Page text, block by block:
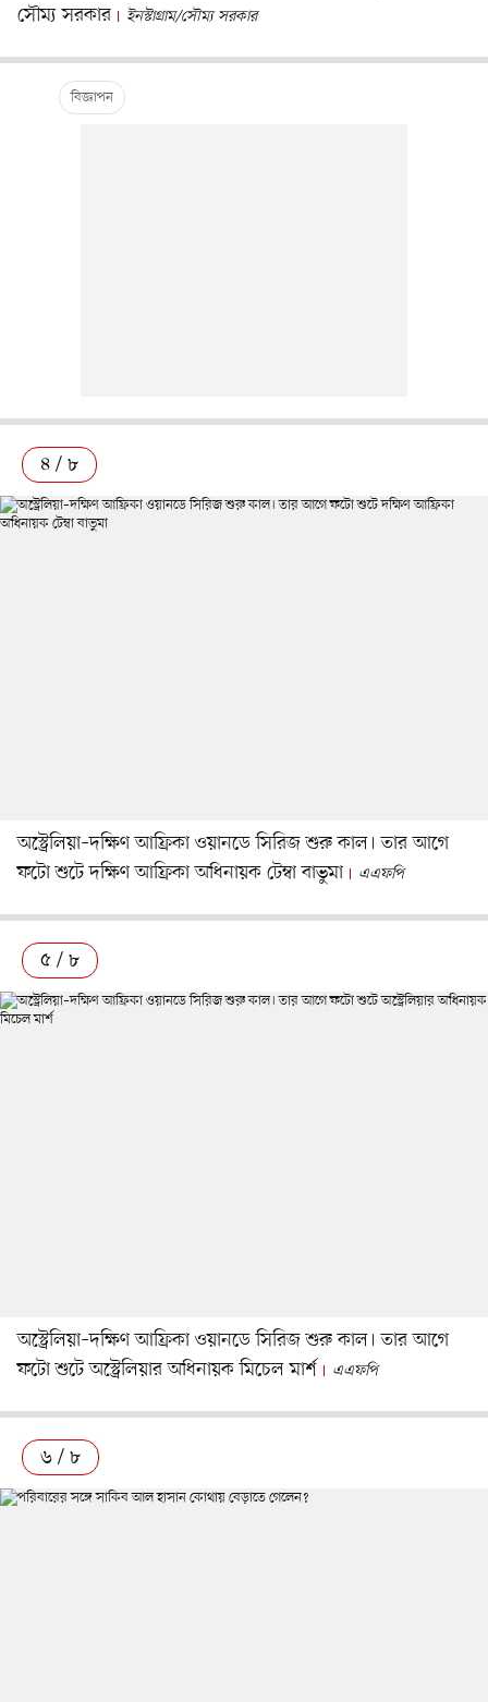
সৌম্য সরকার
ইনস্টাগ্রাম/সৌম্য সরকার
৪ / ৮
অস্ট্রেলিয়া–দক্ষিণ আফ্রিকা ওয়ানডে সিরিজ শুরু কাল। তার আগে
ফটো শুটে দক্ষিণ আফ্রিকা অধিনায়ক টেম্বা বাভুমা
এএফপি
৫ / ৮
অস্ট্রেলিয়া–দক্ষিণ আফ্রিকা ওয়ানডে সিরিজ শুরু কাল। তার আগে
ফটো শুটে অস্ট্রেলিয়ার অধিনায়ক মিচেল মার্শ
এএফপি
৬ / ৮